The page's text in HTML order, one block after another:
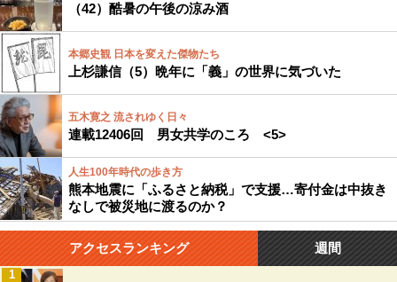
（42）酷暑の午後の涼み酒
本郷史観 日本を変えた傑物たち
上杉謙信（5）晩年に「義」の世界に気づいた
五木寛之 流されゆく日々
連載12406回 男女共学のころ <5>
人生100年時代の歩き方
熊本地震に「ふるさと納税」で支援…寄付金は中抜き
なしで被災地に渡るのか？
アクセスランキング 週間
1